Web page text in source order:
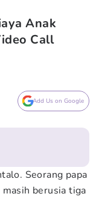
Anak
Call
Add Us on Google
Seorang papa
berusia tiga